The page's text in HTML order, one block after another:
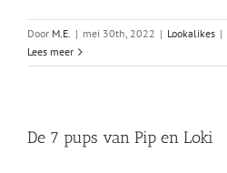
Door M.E. | mei 30th, 2022 | Lookalikes |
Lees meer
De 7 pups van Pip en Loki